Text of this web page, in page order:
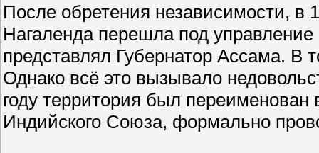
После обретения независимости, в
Нагаленда перешла под управление
представлял Губернатор Ассама. В
Однако всё это вызывало
году территория был переименован
Индийского Союза, формально